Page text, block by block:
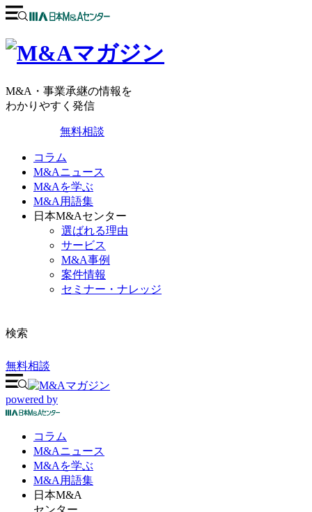
M&A・事業承継の情報を
わかりやすく発信
無料相談
コラム
M&Aニュース
M&Aを学ぶ
M&A用語集
日本M&Aセンター
選ばれる理由
サービス
M&A事例
案件情報
セミナー・ナレッジ
検索
無料相談
powered by
コラム
M&Aニュース
M&Aを学ぶ
M&A 用語集
日本M&A
センター